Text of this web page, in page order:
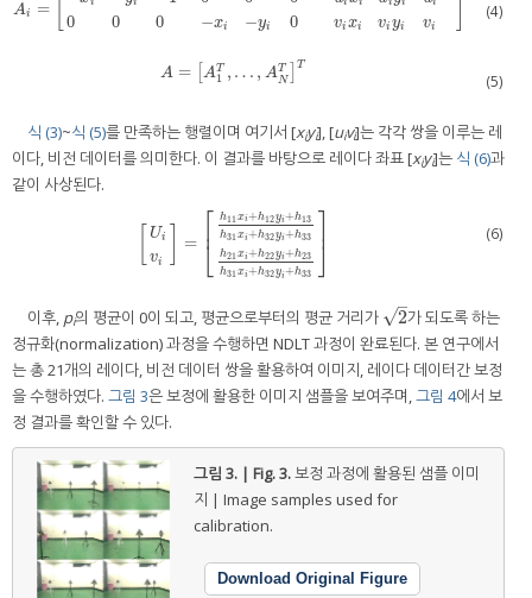
Ai = i
0
i
0
0
−xi
−yi
0
i i
vi xi
i i
vi yi
i
vi
−xi xi y (4)
A = [AT
1 , … , AT
N
T
A A1T, … ,A N TT (5)
식 (3)~식 (5)를 만족하는 행렬이며 여기서 [xiyi], [uivi]는 각각 쌍을 이루는 레
이다, 비전 데이터를 의미한다. 이 결과를 바탕으로 레이다 좌표 [xiyi]는 식 (6)과
같이 사상된다.
Ui
vi
= ⎡
⎣
⎢
h11 xi+h12yi+h13
h31 xi+h32yi+h33
h21 xi+h22yi+h23
h31xi+h32yi+h33
⎤
⎦⎥
v = 11x + h12yi +h13h31x + h23
(6)
이후, pi의 평균이 0이 되고, 평균으로부터의 평균 거리가 2
–
√
2
가 되도록 하는
정규화(normalization) 과정을 수행하면 NDLT 과정이 완료된다. 본 연구에서
는 총 21개의 레이다, 비전 데이터 쌍을 활용하여 이미지, 레이다 데이터간 보정
을 수행하였다. 그림 3은 보정에 활용한 이미지 샘플을 보여주며,그림 4에서 보
정 결과를 확인할 수 있다.
그림 3. | Fig. 3.보정 과정에 활용된 샘플 이미
지 | Image samples used for
calibration.
Download Original Figure